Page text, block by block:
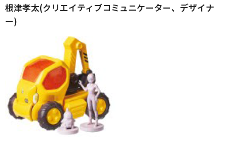
根津孝太(クリエイティブコミュニケーター、デザイナ
ー)